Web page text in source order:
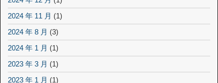
2024 年 11 月 (1)
2024 年 8 月 (3)
2024 年 1 月 (1)
2023 年 3 月 (1)
2023 年 1 月 (1)